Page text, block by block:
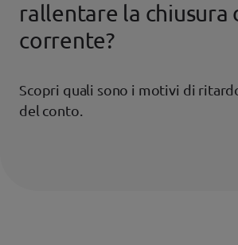
rallentare la chiusura
corrente?
Scopri quali sono i motivi di
del conto.